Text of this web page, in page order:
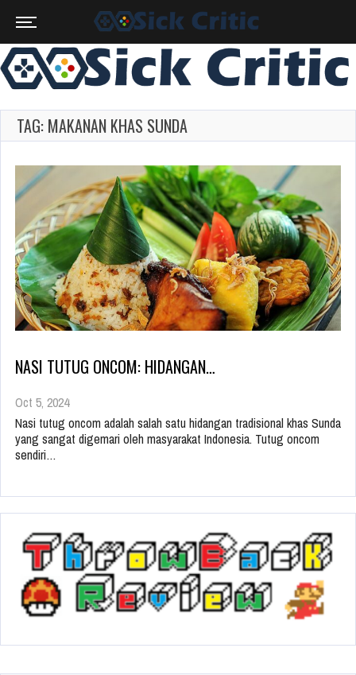
TAG: MAKANAN KHAS SUNDA
NASI TUTUG ONCOM: HIDANGAN…
Oct 5, 2024
Nasi tutug oncom adalah salah satu hidangan tradisional khas Sunda
yang sangat digemari oleh masyarakat Indonesia. Tutug oncom
sendiri…